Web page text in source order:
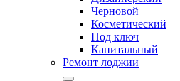
Черновой
Косметический
Под ключ
Капитальный
Ремонт лоджии